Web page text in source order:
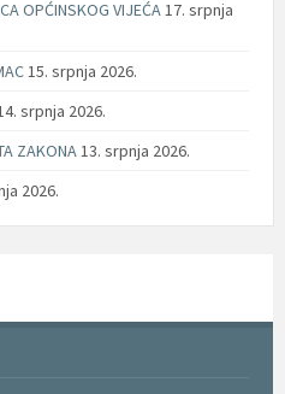
OPĆINSKOG VIJEĆA17. srpnja
15. srpnja 2026.
srpnja 2026.
ZAKONA13. srpnja 2026.
2026.